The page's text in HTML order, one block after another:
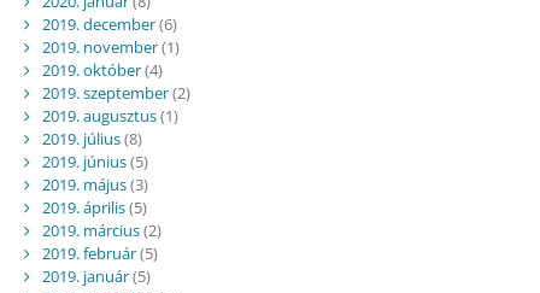
2019. december(6)
2019. november(1)
2019. október(4)
2019. szeptember(2)
2019. augusztus(1)
2019. július(8)
2019. június(5)
2019. május(3)
2019. április(5)
2019. március(2)
2019. február(5)
2019. január(5)